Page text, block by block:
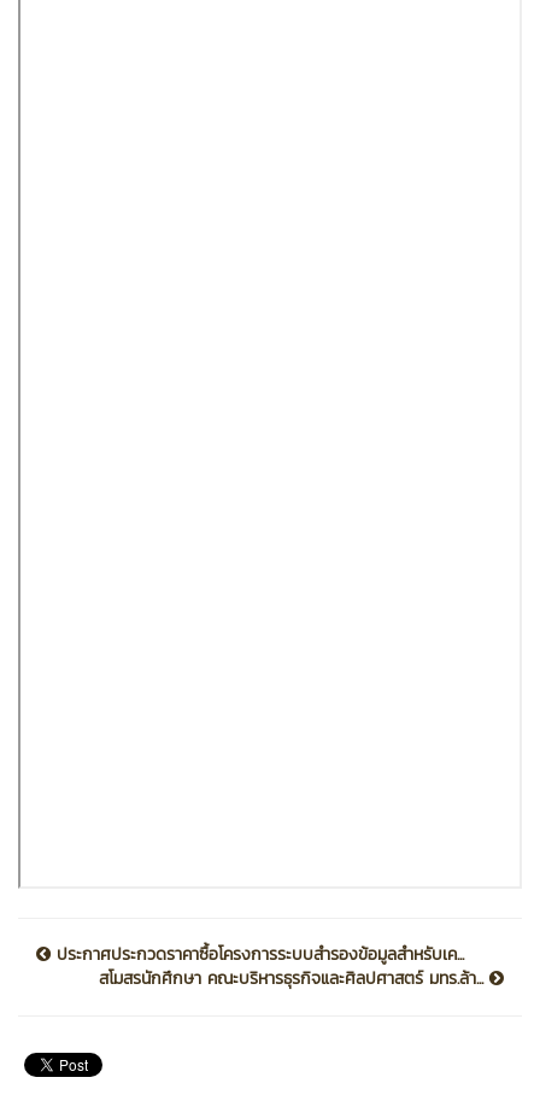
ประกาศประกวดราคาซื้อโครงการระบบสำรองข้อมูลสำหรับเค...
สโมสรนักศึกษา คณะบริหารธุรกิจและศิลปศาสตร์ มทร.ล้า...